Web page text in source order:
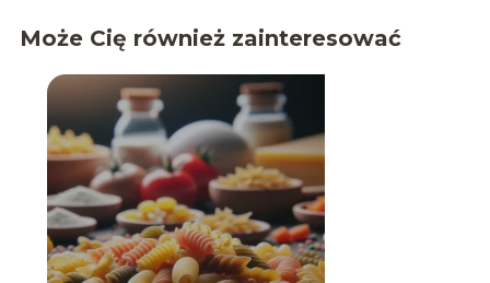
Może Cię również zainteresować